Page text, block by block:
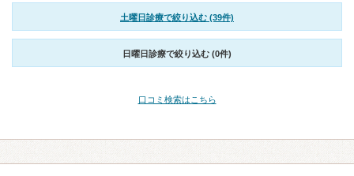
土曜日診療で絞り込む (39件)
日曜日診療で絞り込む (0件)
口コミ検索はこちら